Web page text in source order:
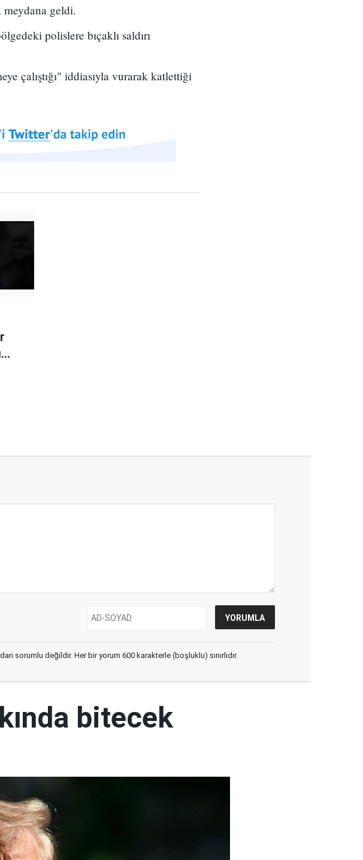
meydana geldi.
polislere bıçaklı saldırı
çalıştığı" iddiasıyla vurarak katlettiği
sorumlu değildir. Her bir yorum 600 karakterle (boşluklu) sınırlıdır.
bitecek